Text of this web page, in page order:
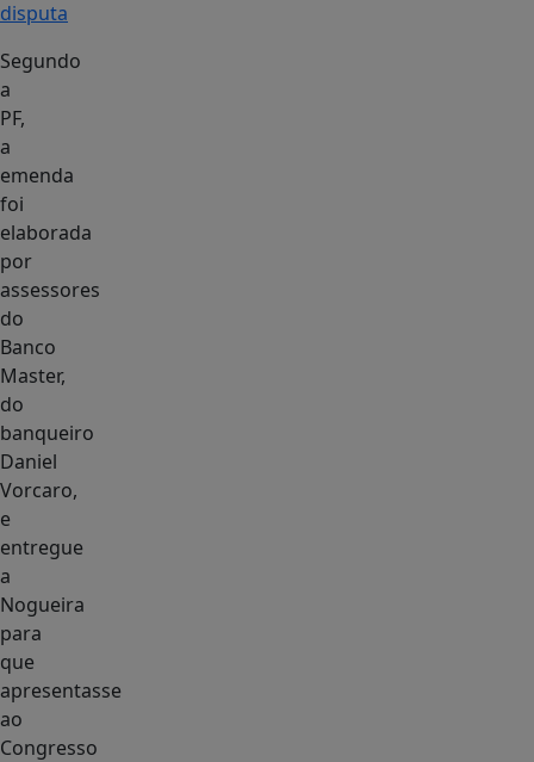
disputa
Segundo
a
PF,
a
emenda
foi
elaborada
por
assessores
do
Banco
Master,
do
banqueiro
Daniel
Vorcaro,
e
entregue
a
Nogueira
para
que
apresentasse
ao
Congresso